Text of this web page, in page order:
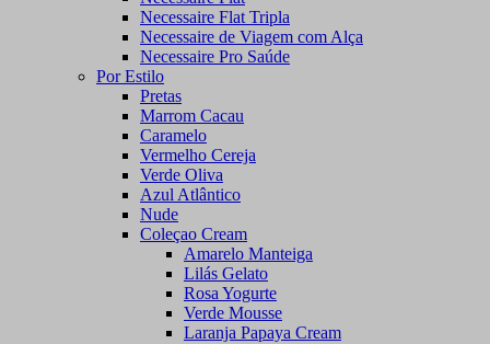
Necessaire Flat Tripla
Necessaire de Viagem com Alça
Necessaire Pro Saúde
Por Estilo
Pretas
Marrom Cacau
Caramelo
Vermelho Cereja
Verde Oliva
Azul Atlântico
Nude
Coleçao Cream
Amarelo Manteiga
Lilás Gelato
Rosa Yogurte
Verde Mousse
Laranja Papaya Cream